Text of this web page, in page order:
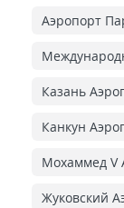
Аэропорт
Казань
Канкун
Мохаммед V
Жуковский